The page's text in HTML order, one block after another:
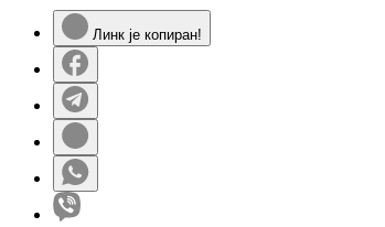
Линк је копиран!